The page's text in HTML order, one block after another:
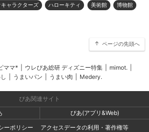
ャラクターズ ハローキティ 美術館 博物館
ページの先頭へ
ママ* ウレぴあ総研 ディズニー特集 mimot.
うまいパン うまい肉 Medery.
ぴあ関連サイト
ぴあ(アプリ&Web)
ーポリシー
アクセスデータの利用・著作権等